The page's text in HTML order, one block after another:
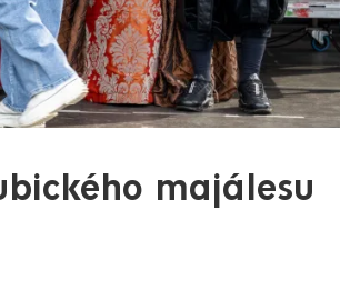
majálesu